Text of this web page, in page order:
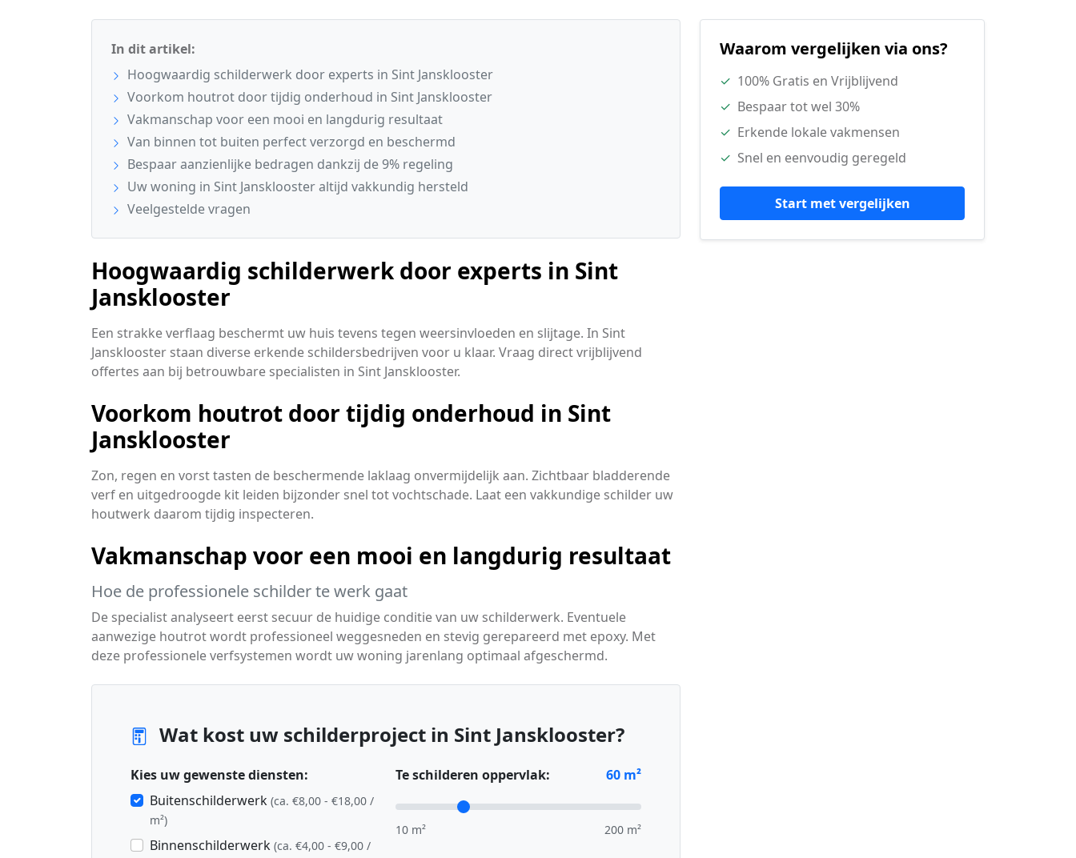
In dit artikel:
Hoogwaardig schilderwerk door experts in Sint Jansklooster
Voorkom houtrot door tijdig onderhoud in Sint Jansklooster
Vakmanschap voor een mooi en langdurig resultaat
Van binnen tot buiten perfect verzorgd en beschermd
Bespaar aanzienlijke bedragen dankzij de 9% regeling
Uw woning in Sint Jansklooster altijd vakkundig hersteld
Veelgestelde vragen
Hoogwaardig schilderwerk door experts in Sint
Jansklooster
Een strakke verflaag beschermt uw huis tevens tegen weersinvloeden en slijtage. In Sint
Jansklooster staan diverse erkende schildersbedrijven voor u klaar. Vraag direct vrijblijvend
offertes aan bij betrouwbare specialisten in Sint Jansklooster.
Voorkom houtrot door tijdig onderhoud in Sint
Jansklooster
Zon, regen en vorst tasten de beschermende laklaag onvermijdelijk aan. Zichtbaar bladderende
verf en uitgedroogde kit leiden bijzonder snel tot vochtschade. Laat een vakkundige schilder uw
houtwerk daarom tijdig inspecteren.
Vakmanschap voor een mooi en langdurig resultaat
Hoe de professionele schilder te werk gaat
De specialist analyseert eerst secuur de huidige conditie van uw schilderwerk. Eventuele
aanwezige houtrot wordt professioneel weggesneden en stevig gerepareerd met epoxy. Met
deze professionele verfsystemen wordt uw woning jarenlang optimaal afgeschermd.
Wat kost uw schilderproject in Sint Jansklooster?
Kies uw gewenste diensten:
Buitenschilderwerk (ca. €8,00 - €18,00 /
m²)
Binnenschilderwerk (ca. €4,00 - €9,00 /
Te schilderen oppervlak: 60 m²
10 m² 200 m²
Waarom vergelijken via ons?
✓ 100% Gratis en Vrijblijvend
✓ Bespaar tot wel 30%
✓ Erkende lokale vakmensen
✓ Snel en eenvoudig geregeld
Start met vergelijken